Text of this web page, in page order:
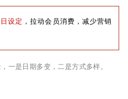
设定 ，拉动会员消费，减少营销
一是日期多变，二是方式多样。